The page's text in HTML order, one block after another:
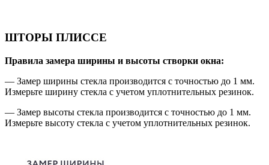
ШТОРЫ ПЛИССЕ
Правила замера ширины и высоты створки окна:
— Замер ширины стекла производится с точностью до 1 мм.
Измерьте ширину стекла с учетом уплотнительных резинок.
— Замер высоты стекла производится с точностью до 1 мм.
Измерьте высоту стекла с учетом уплотнительных резинок.